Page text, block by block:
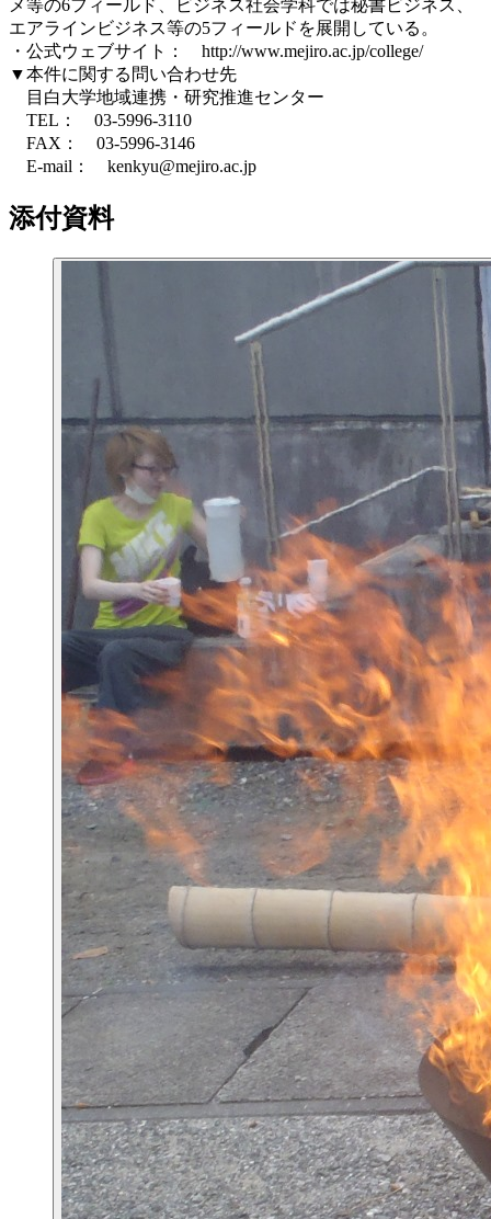
メ等の6フィールド、ビジネス社会学科では秘書ビジネス、
エアラインビジネス等の5フィールドを展開している。
・公式ウェブサイト： http://www.mejiro.ac.jp/college/
▼本件に関する問い合わせ先
目白大学地域連携・研究推進センター
TEL： 03-5996-3110
FAX： 03-5996-3146
E-mail： kenkyu@mejiro.ac.jp
添付資料